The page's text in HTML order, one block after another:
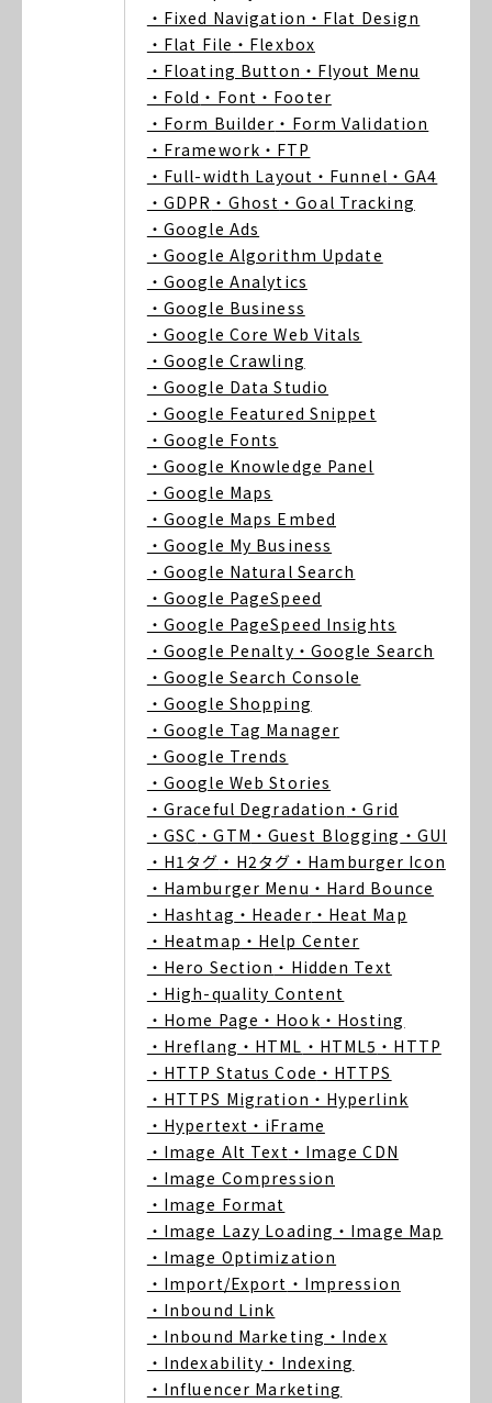
・Fixed Navigation ・Flat Design
・Flat File ・Flexbox
・Floating Button ・Flyout Menu
・Fold ・Font ・Footer
・Form Builder ・Form Validation
・Framework ・FTP
・Full-width Layout ・Funnel ・GA4
・GDPR ・Ghost ・Goal Tracking
・Google Ads
・Google Algorithm Update
・Google Analytics
・Google Business
・Google Core Web Vitals
・Google Crawling
・Google Data Studio
・Google Featured Snippet
・Google Fonts
・Google Knowledge Panel
・Google Maps
・Google Maps Embed
・Google My Business
・Google Natural Search
・Google PageSpeed
・Google PageSpeed Insights
・Google Penalty ・Google Search
・Google Search Console
・Google Shopping
・Google Tag Manager
・Google Trends
・Google Web Stories
・Graceful Degradation ・Grid
・GSC ・GTM ・Guest Blogging ・GUI
・H1タグ ・H2タグ ・Hamburger Icon
・Hamburger Menu ・Hard Bounce
・Hashtag ・Header ・Heat Map
・Heatmap ・Help Center
・Hero Section ・Hidden Text
・High-quality Content
・Home Page ・Hook ・Hosting
・Hreflang ・HTML ・HTML5 ・HTTP
・HTTP Status Code ・HTTPS
・HTTPS Migration ・Hyperlink
・Hypertext ・iFrame
・Image Alt Text ・Image CDN
・Image Compression
・Image Format
・Image Lazy Loading ・Image Map
・Image Optimization
・Import/Export ・Impression
・Inbound Link
・Inbound Marketing ・Index
・Indexability ・Indexing
・Influencer Marketing